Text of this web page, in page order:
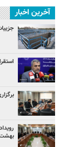
آخرین اخبار
استقرار ۱۱۰۰ مه‌پاش در مسیر